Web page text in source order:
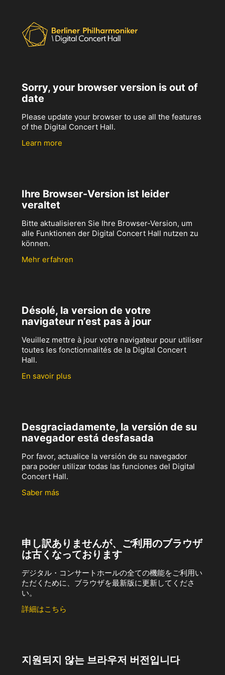
Sorry, your browser version is out of
date
Please update your browser to use all the features
of the Digital Concert Hall.
Learn more
Ihre Browser-Version ist leider
veraltet
Bitte aktualisieren Sie Ihre Browser-Version, um
alle Funktionen der Digital Concert Hall nutzen zu
können.
Mehr erfahren
Désolé, la version de votre
navigateur n’est pas à jour
Veuillez mettre à jour votre navigateur pour utiliser
toutes les fonctionnalités de la Digital Concert
Hall.
En savoir plus
Desgraciadamente, la versión de su
navegador está desfasada
Por favor, actualice la versión de su navegador
para poder utilizar todas las funciones del Digital
Concert Hall.
Saber más
申し訳ありませんが、ご利用のブラウザ
は古くなっております
デジタル・コンサートホールの全ての機能をご利用い
ただくために、ブラウザを最新版に更新してくださ
い。
詳細はこちら
지원되지 않는 브라우저 버전입니다